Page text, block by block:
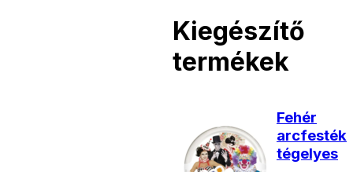
Kiegészítő
termékek
Fehér
arcfesték
tégelyes